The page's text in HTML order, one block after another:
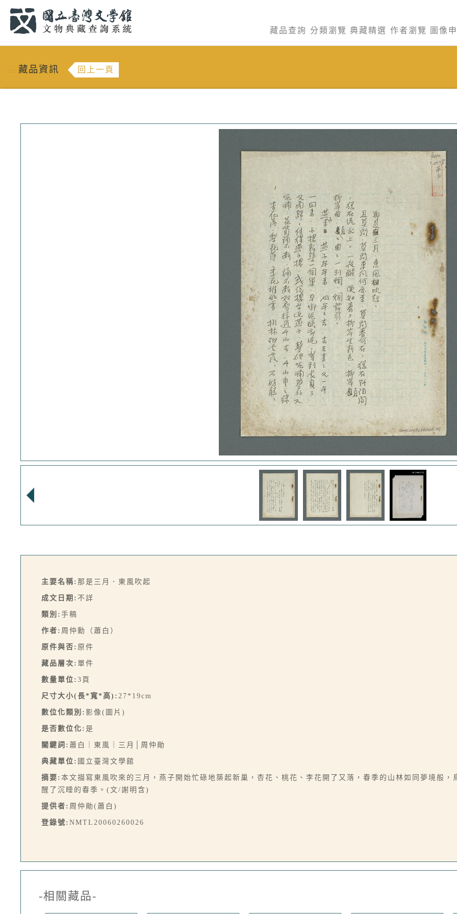
藏品查詢 分類瀏覽 典藏精選 作者瀏覽 圖像
::: 藏品資訊 回上一頁
主要名稱: 那是三月．東風吹起
成文日期: 不詳
類別: 手稿
作者: 周仲勳（蕭白）
原件與否: 原件
藏品層次: 單件
數量單位: 3頁
尺寸大小(長*寬*高): 27*19cm
數位化類別: 影像(圖片)
是否數位化: 是
關鍵詞: 蕭白｜東風｜三月│周仲勛
典藏單位: 國立臺灣文學館
摘要: 本文描寫東風吹來的三月，燕子開始忙碌地築起新巢，杏花、桃花、李花開了又落，春季的山林如同夢境般
醒了沉睡的春季。(文/謝明含)
提供者: 周仲勛(蕭白)
登錄號: NMTL20060260026
-相關藏品-